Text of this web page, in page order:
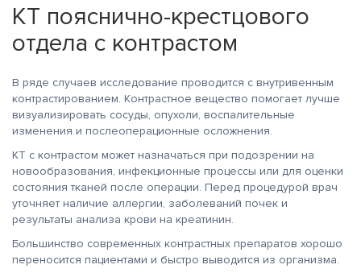
КТ пояснично-крестцового
отдела с контрастом
В ряде случаев исследование проводится с внутривенным
контрастированием. Контрастное вещество помогает лучше
визуализировать сосуды, опухоли, воспалительные
изменения и послеоперационные осложнения.
КТ с контрастом может назначаться при подозрении на
новообразования, инфекционные процессы или для оценки
состояния тканей после операции. Перед процедурой врач
уточняет наличие аллергии, заболеваний почек и
результаты анализа крови на креатинин.
Большинство современных контрастных препаратов хорошо
переносится пациентами и быстро выводится из организма.